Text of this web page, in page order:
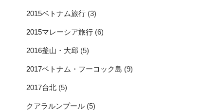
2015ベトナム旅行 (3)
2015マレーシア旅行 (6)
2016釜山・大邱 (5)
2017ベトナム・フーコック島 (9)
2017台北 (5)
クアラルンプール (5)